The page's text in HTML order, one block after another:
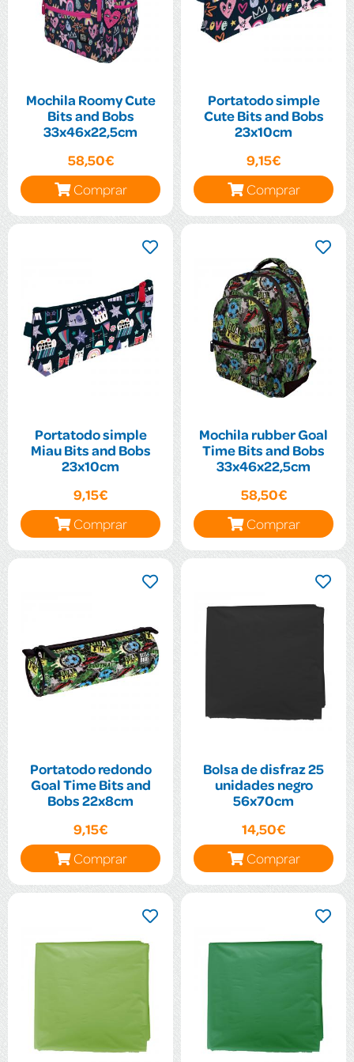
Mochila Roomy Cute
Bits and Bobs
33x46x22,5cm
58,50€
Comprar
Portatodo simple
Cute Bits and Bobs
23x10cm
9,15€
Comprar
Portatodo simple
Miau Bits and Bobs
23x10cm
9,15€
Comprar
Mochila rubber Goal
Time Bits and Bobs
33x46x22,5cm
58,50€
Comprar
Portatodo redondo
Goal Time Bits and
Bobs 22x8cm
9,15€
Comprar
Bolsa de disfraz 25
unidades negro
56x70cm
14,50€
Comprar